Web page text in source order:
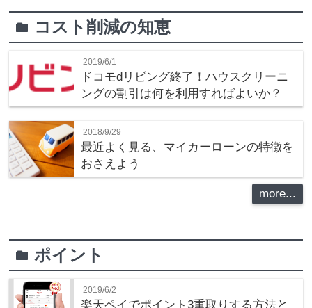
folder コスト削減の知恵
2019/6/1
ドコモdリビング終了！ハウスクリーニ
ングの割引は何を利用すればよいか？
2018/9/29
最近よく見る、マイカーローンの特徴を
おさえよう
more...
folderポイント
2019/6/2
楽天ペイでポイント3重取りする方法と